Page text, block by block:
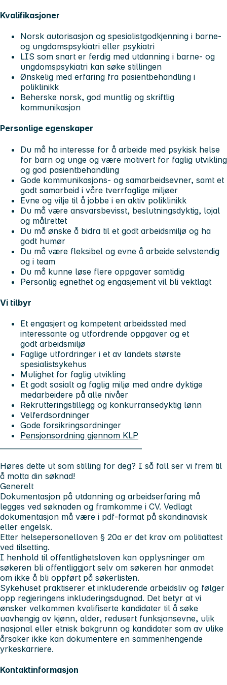
Kvalifikasjoner
Norsk autorisasjon og spesialistgodkjenning i barne-
og ungdomspsykiatri eller psykiatri
LIS som snart er ferdig med utdanning i barne- og
ungdomspsykiatri kan søke stillingen
Ønskelig med erfaring fra pasientbehandling i
poliklinikk
Beherske norsk, god muntlig og skriftlig
kommunikasjon
Personlige egenskaper
Du må ha interesse for å arbeide med psykisk helse
for barn og unge og være motivert for faglig utvikling
og god pasientbehandling
Gode kommunikasjons- og samarbeidsevner, samt et
godt samarbeid i våre tverrfaglige miljøer
Evne og vilje til å jobbe i en aktiv poliklinikk
Du må være ansvarsbevisst, beslutningsdyktig, lojal
og målrettet
Du må ønske å bidra til et godt arbeidsmiljø og ha
godt humør
Du må være fleksibel og evne å arbeide selvstendig
og i team
Du må kunne løse flere oppgaver samtidig
Personlig egnethet og engasjement vil bli vektlagt
Vi tilbyr
Et engasjert og kompetent arbeidssted med
interessante og utfordrende oppgaver og et
godt arbeidsmiljø
Faglige utfordringer i et av landets største
spesialistsykehus
Mulighet for faglig utvikling
Et godt sosialt og faglig miljø med andre dyktige
medarbeidere på alle nivåer
Rekrutteringstillegg og konkurransedyktig lønn
Velferdsordninger
Gode forsikringsordninger
Pensjonsordning gjennom KLP
Høres dette ut som stilling for deg? I så fall ser vi frem til
å motta din søknad!
Generelt
Dokumentasjon på utdanning og arbeidserfaring må
legges ved søknaden og framkomme i CV. Vedlagt
dokumentasjon må være i pdf-format på skandinavisk
eller engelsk.
Etter helsepersonelloven § 20a er det krav om politiattest
ved tilsetting.
I henhold til offentlighetsloven kan opplysninger om
søkeren bli offentliggjort selv om søkeren har anmodet
om ikke å bli oppført på søkerlisten.
Sykehuset praktiserer et inkluderende arbeidsliv og følger
opp regjeringens inkluderingsdugnad. Det betyr at vi
ønsker velkommen kvalifiserte kandidater til å søke
uavhengig av kjønn, alder, redusert funksjonsevne, ulik
nasjonal eller etnisk bakgrunn og kandidater som av ulike
årsaker ikke kan dokumentere en sammenhengende
yrkeskarriere.
Kontaktinformasjon